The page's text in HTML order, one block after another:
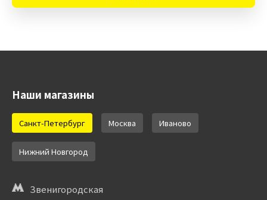
Наши магазины
Санкт-Петербург Москва Иваново
Нижний Новгород
Звенигородская